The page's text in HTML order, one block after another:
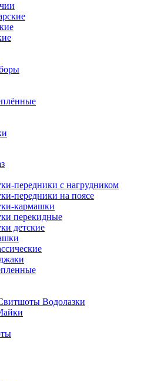
передники с нагрудником
передники на поясе
кармашки
перекидные
детские
Водолазки